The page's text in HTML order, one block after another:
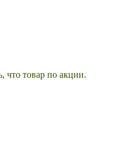
что товар по акции.